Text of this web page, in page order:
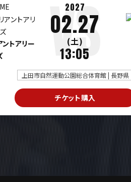
トアリー
2027
02.27
(土)
13:05
上田市自然運動公園総合体育館 | 長野県
チケット購入